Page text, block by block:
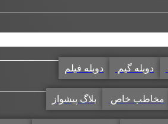
دوبله گیم
دوبله فیلم
مخاطب خاص
بلاگ پیشواز